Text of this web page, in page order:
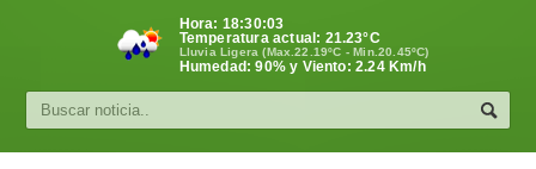
Cultura
Hora: 18:30:05
Temperatura actual: 21.23°C
Lluvia Ligera (Max.22.19ºC - Min.20.45ºC)
Humedad: 90% y Viento: 2.24 Km/h